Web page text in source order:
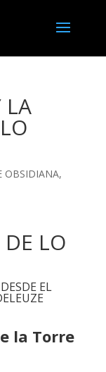
LA
OBSIDIANA,
DE LO
EL
la Torre